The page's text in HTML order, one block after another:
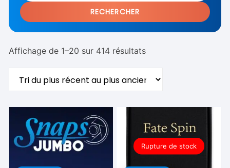
RECHERCHER
Affichage de 1–20 sur 414 résultatsTrié
ancien
Rupture de stock